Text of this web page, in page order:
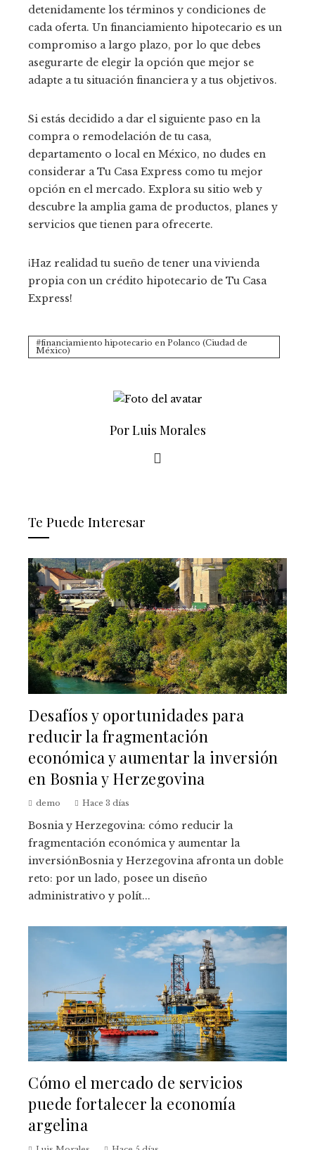
detenidamente los términos y condiciones de
cada oferta. Un financiamiento hipotecario es un
compromiso a largo plazo, por lo que debes
asegurarte de elegir la opción que mejor se
adapte a tu situación financiera y a tus objetivos.
Si estás decidido a dar el siguiente paso en la
compra o remodelación de tu casa,
departamento o local en México, no dudes en
considerar a Tu Casa Express como tu mejor
opción en el mercado. Explora su sitio web y
descubre la amplia gama de productos, planes y
servicios que tienen para ofrecerte.
¡Haz realidad tu sueño de tener una vivienda
propia con un crédito hipotecario de Tu Casa
Express!
financiamiento hipotecario en Polanco (Ciudad de
México)
Por Luis Morales
Te Puede Interesar
Desafíos y oportunidades para
reducir la fragmentación
económica y aumentar la inversión
en Bosnia y Herzegovina
demo Hace 3 días
Bosnia y Herzegovina: cómo reducir la
fragmentación económica y aumentar la
inversiónBosnia y Herzegovina afronta un doble
reto: por un lado, posee un diseño
administrativo y polít...
Cómo el mercado de servicios
puede fortalecer la economía
argelina